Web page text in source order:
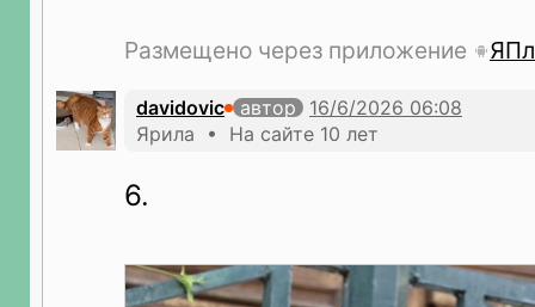
Размещено через приложение
davidovic
автор
Ярила • На сайте 10 лет
6.